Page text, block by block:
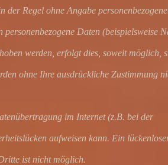
der Regel ohne Angabe
Daten (beispielsweise
werden, erfolgt dies, soweit möglich,
ohne Ihre ausdrückliche Zustimmung
im Internet (z.B. bei der
aufweisen kann. Ein
ist nicht möglich.